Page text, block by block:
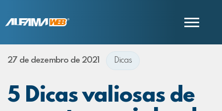
COMERCIAL
27 de dezembro de 2021 Dicas
5 Dicas valiosas de